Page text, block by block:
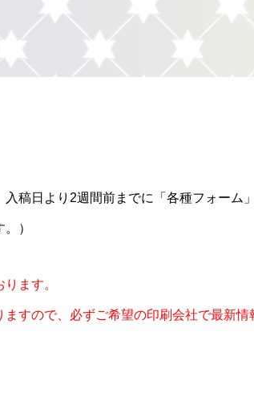
稿日より2週間前までに「各種フォーム
）
ます。
すので、必ずご希望の印刷会社で最新情